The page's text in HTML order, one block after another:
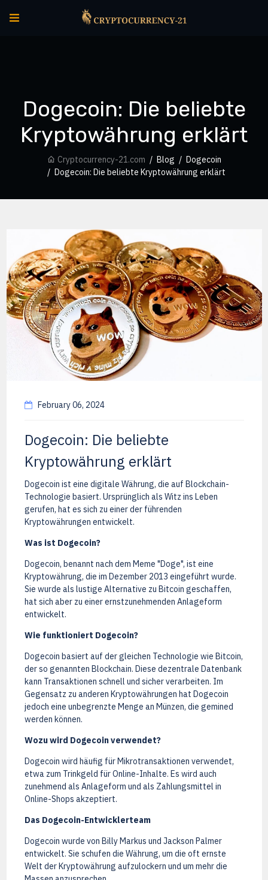
Dogecoin: Die beliebte
Kryptowährung erklärt
Cryptocurrency-21.com Blog
Dogecoin
Dogecoin: Die beliebte Kryptowährung erklärt
February 06, 2024
Dogecoin: Die beliebte
Kryptowährung erklärt
Dogecoin ist eine digitale Währung, die auf Blockchain-
Technologie basiert. Ursprünglich als Witz ins Leben
gerufen, hat es sich zu einer der führenden
Kryptowährungen entwickelt.
Was ist Dogecoin?
Dogecoin, benannt nach dem Meme "Doge", ist eine
Kryptowährung, die im Dezember 2013 eingeführt wurde.
Sie wurde als lustige Alternative zu Bitcoin geschaffen,
hat sich aber zu einer ernstzunehmenden Anlageform
entwickelt.
Wie funktioniert Dogecoin?
Dogecoin basiert auf der gleichen Technologie wie Bitcoin,
der so genannten Blockchain. Diese dezentrale Datenbank
kann Transaktionen schnell und sicher verarbeiten. Im
Gegensatz zu anderen Kryptowährungen hat Dogecoin
jedoch eine unbegrenzte Menge an Münzen, die gemined
werden können.
Wozu wird Dogecoin verwendet?
Dogecoin wird häufig für Mikrotransaktionen verwendet,
etwa zum Trinkgeld für Online-Inhalte. Es wird auch
zunehmend als Anlageform und als Zahlungsmittel in
Online-Shops akzeptiert.
Das Dogecoin-Entwicklerteam
Dogecoin wurde von Billy Markus und Jackson Palmer
entwickelt. Sie schufen die Währung, um die oft ernste
Welt der Kryptowährung aufzulockern und um mehr die